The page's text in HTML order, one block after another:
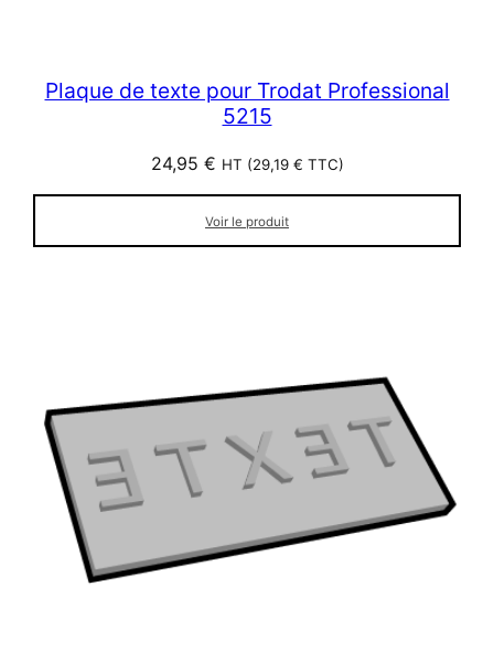
Plaque de texte pour Trodat Professional
5215
24,95 € HT (29,19 € TTC)
Voir le produit